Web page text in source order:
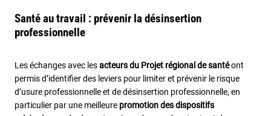
Santé au travail : prévenir la désinsertion
professionnelle
Les échanges avec lesacteurs du Projet régional de santéont
permis d’identifier des leviers pour limiter et prévenir le risque
d’usure professionnelle et de désinsertion professionnelle, en
particulier par une meilleure promotion des dispositifs